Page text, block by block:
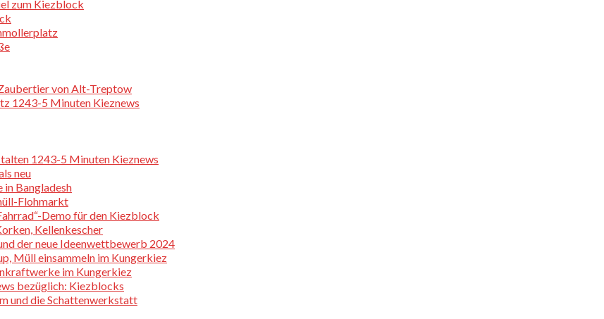
zum Kiezblock
von Alt-Treptow
1243-5 Minuten Kieznews
1243-5 Minuten Kieznews
neu
in Bangladesh
Flohmarkt
Demo für den Kiezblock
Kellenkescher
der neue Ideenwettbewerb 2024
Müll einsammeln im Kungerkiez
im Kungerkiez
bezüglich: Kiezblocks
und die Schattenwerkstatt